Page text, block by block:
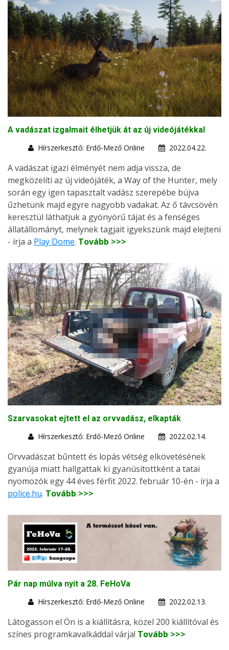
A vadászat izgalmait élhetjük át az új videójátékkal
Hírszerkesztő: Erdő-Mező Online
2022.04.22.
A vadászat igazi élményét nem adja vissza, de
megközelíti az új videójáték, a Way of the Hunter, mely
során egy igen tapasztalt vadász szerepébe bújva
űzhetünk majd egyre nagyobb vadakat. Az ő távcsövén
keresztül láthatjuk a gyönyörű tájat és a fenséges
állatállományt, melynek tagjait igyekszünk majd elejteni
- írja a Play Dome. Tovább >>>
Szarvasokat ejtett el az orvvadász, elkapták
Hírszerkesztő: Erdő-Mező Online
2022.02.14.
Orvvadászat bűntett és lopás vétség elkövetésének
gyanúja miatt hallgattak ki gyanúsítottként a tatai
nyomozók egy 44 éves férfit 2022. február 10-én - írja a
police.hu. Tovább >>>
Pár nap múlva nyit a 28. FeHoVa
Hírszerkesztő: Erdő-Mező Online
2022.02.13.
Látogasson el Ön is a kiállításra, közel 200 kiállítóval és
színes programkavalkáddal várja! Tovább >>>